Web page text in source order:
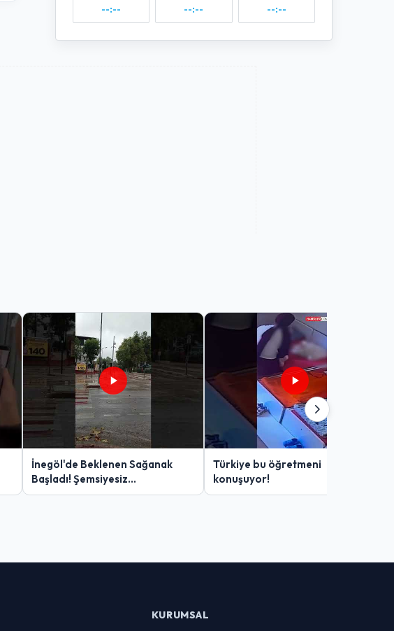
--:-- --:-- --:--
İnegöl'de Beklenen Sağanak
Başladı! Şemsiyesiz
Yakalananlar Zor Anlar Yaşadı
Türkiye bu öğretmeni
konuşuyor!
KURUMSAL